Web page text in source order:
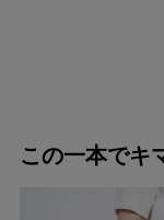
この一本でキ